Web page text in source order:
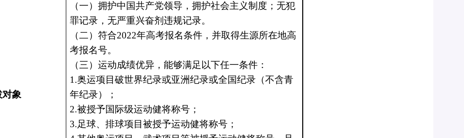
对象
（一）拥护中国共产党领导，拥护社会主义制度；无犯
罪记录，无严重兴奋剂违规记录。
（二）符合2022年高考报名条件，并取得生源所在地高
考报名号。
（三）运动成绩优异，能够满足以下任一条件：
1.奥运项目破世界纪录或亚洲纪录或全国纪录（不含青
年纪录）；
2.被授予国际级运动健将称号；
3.足球、排球项目被授予运动健将称号；